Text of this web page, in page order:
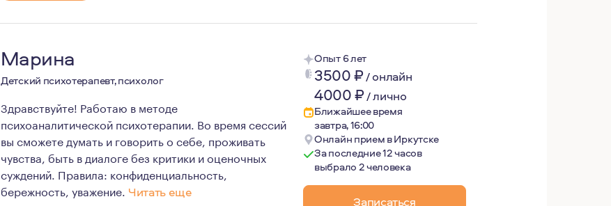
Марина
Детский психотерапевт, психолог
Опыт 6 лет
3500₽/онлайн
4000₽/лично
Ближайшее время
завтра, 16:00
Онлайн прием в Иркутске
За последние 12 часов
выбрало 2 человека
Записаться
Здравствуйте! Работаю в методе
психоаналитической психотерапии. Во время сессий
вы сможете думать и говорить о себе, проживать
чувства, быть в диалоге без критики и оценочных
суждений. Правила: конфиденциальность,
бережность, уважение. Читать еще